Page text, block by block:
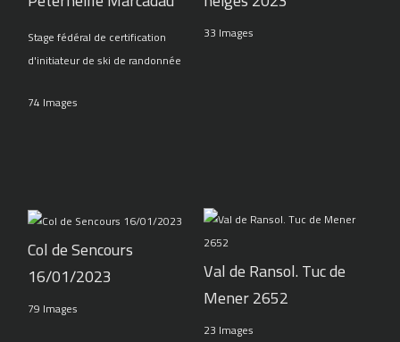
Stage fédéral de certification
d'initiateur de ski de randonnée
74 Images
33 Images
Col de Sencours
16/01/2023
79 Images
Val de Ransol. Tuc de
Mener 2652
23 Images